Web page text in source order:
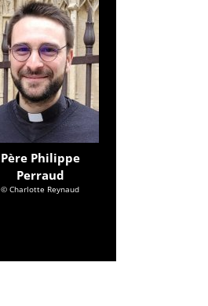
Père Philippe
Perraud
© Charlotte Reynaud